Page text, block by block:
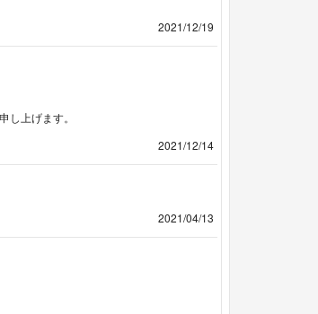
2021/12/19
上げます。
2021/12/14
2021/04/13